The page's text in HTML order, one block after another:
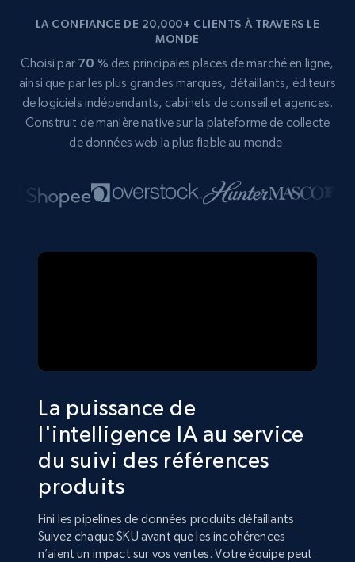
LA CONFIANCE DE 20,000+ CLIENTS À TRAVERS LE
MONDE
Choisi par 70 % des principales places de marché en ligne,
ainsi que par les plus grandes marques, détaillants, éditeurs
de logiciels indépendants, cabinets de conseil et agences.
Construit de manière native sur la plateforme de collecte
de données web la plus fiable au monde.
La puissance de
l'intelligence IA au service
du suivi des références
produits
Fini les pipelines de données produits défaillants.
Suivez chaque SKU avant que les incohérences
n’aient un impact sur vos ventes. Votre équipe peut